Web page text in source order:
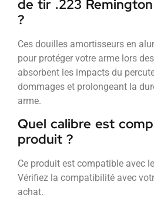
de tir .223
?
Ces douilles amortisseurs en
pour protéger votre arme lors
absorbent les impacts du
dommages et prolongeant la
arme.
Quel calibre est
produit ?
Ce produit est compatible avec
Vérifiez la compatibilité avec
achat.